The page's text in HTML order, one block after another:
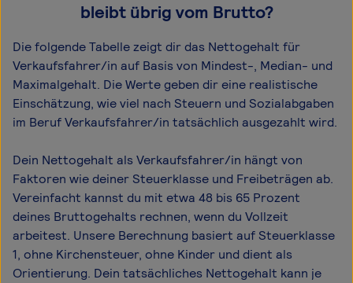
bleibt übrig vom Brutto?
Die folgende Tabelle zeigt dir das Netto­gehalt für
Verkaufsfahrer/in auf Basis von Mindest-, Median- und
Maximal­gehalt. Die Werte geben dir eine realistische
Einschätzung, wie viel nach Steuern und Sozialabgaben
im Beruf Verkaufsfahrer/in tatsächlich ausgezahlt wird.
Dein Nettogehalt als Verkaufsfahrer/in hängt von
Faktoren wie deiner Steuerklasse und Freibeträgen ab.
Vereinfacht kannst du mit etwa 48 bis 65 Prozent
deines Bruttogehalts rechnen, wenn du Vollzeit
arbeitest. Unsere Berechnung basiert auf Steuerklasse
1, ohne Kirchensteuer, ohne Kinder und dient als
Orientierung. Dein tatsächliches Nettogehalt kann je